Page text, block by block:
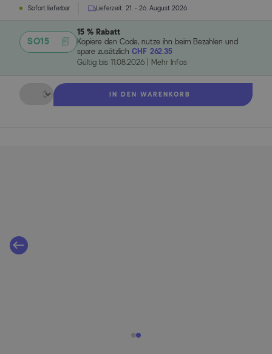
Sofort lieferbar Lieferzeit: 21. - 26. August 2026
SO15
15 % Rabatt
Kopiere den Code, nutze ihn beim Bezahlen und
spare zusätzlich CHF 262.35
Gültig bis 11.08.2026 Mehr Infos
Menge
IN DEN WARENKORB